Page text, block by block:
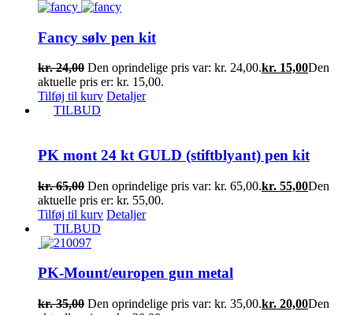
Fancy sølv pen kit
kr.24,00 Den oprindelige pris var: kr. 24,00.kr. 15,00Den
aktuelle pris er: kr. 15,00.
Tilføj til kurv Detaljer
TILBUD
PK mont 24 kt GULD (stiftblyant) pen kit
kr.65,00 Den oprindelige pris var: kr. 65,00.kr. 55,00Den
aktuelle pris er: kr. 55,00.
Tilføj til kurv Detaljer
TILBUD
PK-Mount/europen gun metal
kr.35,00 Den oprindelige pris var: kr. 35,00.kr. 20,00Den